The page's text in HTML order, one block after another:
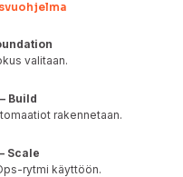
valitaan.
Build
rakennetaan.
Scale
rytmi käyttöön.